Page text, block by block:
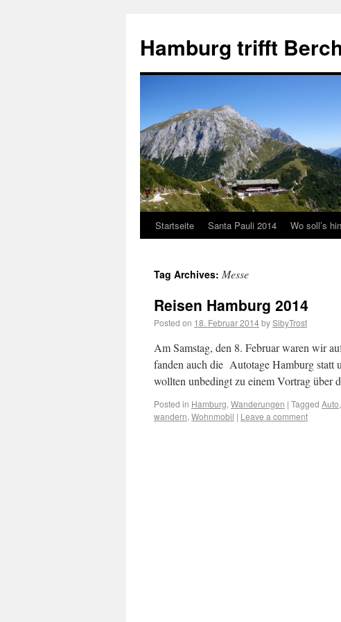
Hamburg trifft
Startseite Santa Pauli 2014 Wo soll’s
Tag Archives: Messe
Reisen Hamburg 2014
Posted on 18. Februar 2014bySibyTrost
Am Samstag, den 8. Februar waren wir
fanden auch die Autotage Hamburg statt
wollten unbedingt zu einem Vortrag über
Posted in Hamburg, Wanderungen | Tagged Auto,
wandern, Wohnmobil | Leave a comment